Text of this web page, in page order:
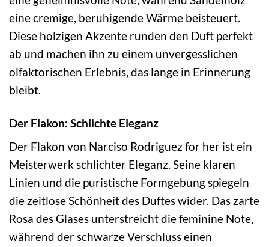
eine cremige, beruhigende Wärme beisteuert.
Diese holzigen Akzente runden den Duft perfekt
ab und machen ihn zu einem unvergesslichen
olfaktorischen Erlebnis, das lange in Erinnerung
bleibt.
Der Flakon: Schlichte Eleganz
Der Flakon von Narciso Rodriguez for her ist ein
Meisterwerk schlichter Eleganz. Seine klaren
Linien und die puristische Formgebung spiegeln
die zeitlose Schönheit des Duftes wider. Das zarte
Rosa des Glases unterstreicht die feminine Note,
während der schwarze Verschluss einen